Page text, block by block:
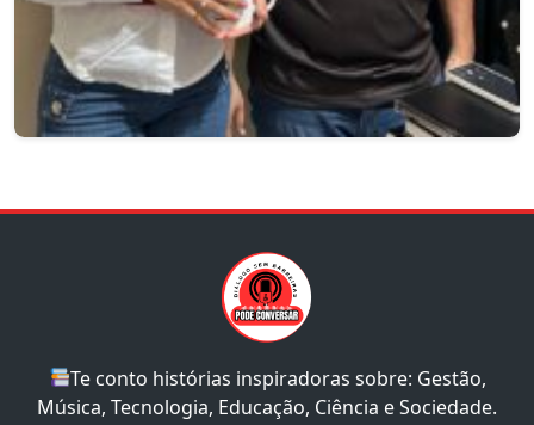
Te conto histórias inspiradoras sobre: Gestão,
Música, Tecnologia, Educação, Ciência e Sociedade.